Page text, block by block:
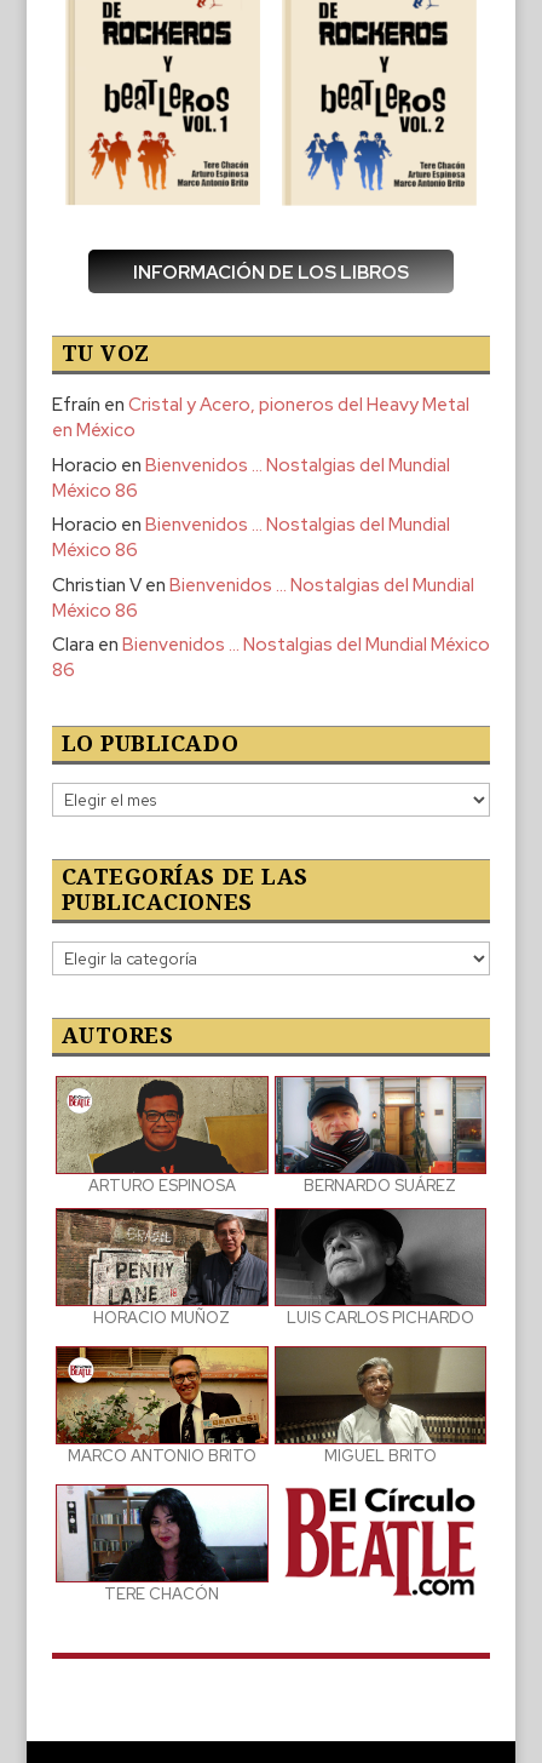
INFORMACIÓN DE LOS LIBROS
TU VOZ
Efraín en Cristal y Acero, pioneros del Heavy Metal
en México
Horacio en Bienvenidos … Nostalgias del Mundial
México 86
Horacio en Bienvenidos … Nostalgias del Mundial
México 86
Christian Ven Bienvenidos … Nostalgias del Mundial
México 86
Clara en Bienvenidos … Nostalgias del Mundial México
86
LO PUBLICADO
Lo
publicado
CATEGORÍAS DE LAS
PUBLICACIONES
Categorías
de
publicaciones
AUTORES
ARTURO ESPINOSA BERNARDO SUÁREZ
HORACIO MUÑOZ LUIS CARLOS PICHARDO
MARCO ANTONIO BRITO MIGUEL BRITO
TERE CHACÓN